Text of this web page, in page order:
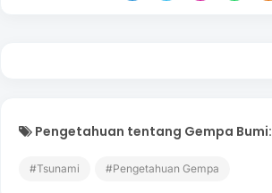
Pengetahuan tentang Gempa Bumi:
#Tsunami #Pengetahuan Gempa